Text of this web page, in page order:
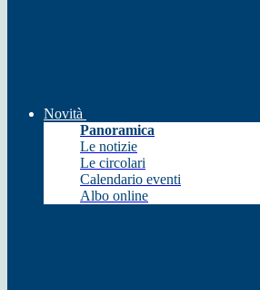
Novità
Panoramica
Le notizie
Le circolari
Calendario eventi
Albo online